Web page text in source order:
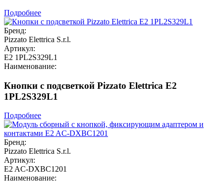
Подробнее
Бренд:
Pizzato Elettrica S.r.l.
Артикул:
E2 1PL2S329L1
Наименование:
Кнопки с подсветкой Pizzato Elettrica E2
1PL2S329L1
Подробнее
Бренд:
Pizzato Elettrica S.r.l.
Артикул:
E2 AC-DXBC1201
Наименование: